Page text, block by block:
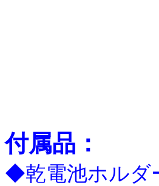
付属品：
◆乾電池ホル